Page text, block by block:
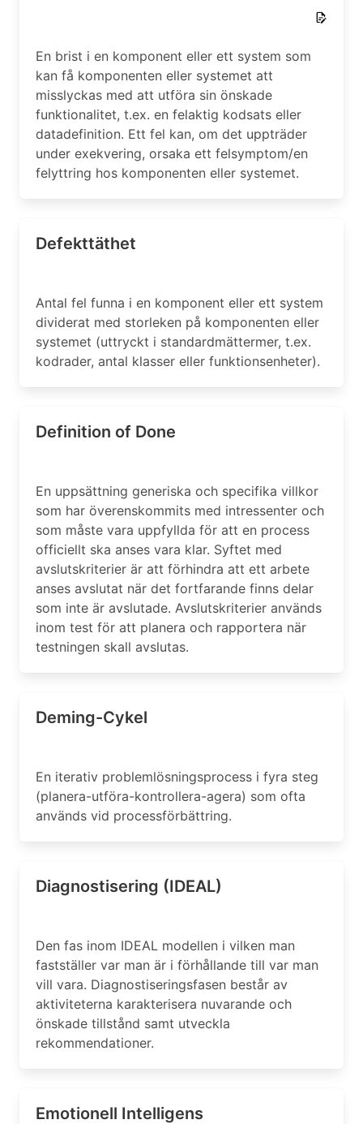
En brist i en komponent eller ett system som
kan få komponenten eller systemet att
misslyckas med att utföra sin önskade
funktionalitet, t.ex. en felaktig kodsats eller
datadefinition. Ett fel kan, om det uppträder
under exekvering, orsaka ett felsymptom/en
felyttring hos komponenten eller systemet.
Defekttäthet
Antal fel funna i en komponent eller ett system
dividerat med storleken på komponenten eller
systemet (uttryckt i standardmättermer, t.ex.
kodrader, antal klasser eller funktionsenheter).
Definition of Done
En uppsättning generiska och specifika villkor
som har överenskommits med intressenter och
som måste vara uppfyllda för att en process
officiellt ska anses vara klar. Syftet med
avslutskriterier är att förhindra att ett arbete
anses avslutat när det fortfarande finns delar
som inte är avslutade. Avslutskriterier används
inom test för att planera och rapportera när
testningen skall avslutas.
Deming-Cykel
En iterativ problemlösningsprocess i fyra steg
(planera-utföra-kontrollera-agera) som ofta
används vid processförbättring.
Diagnostisering (IDEAL)
Den fas inom IDEAL modellen i vilken man
fastställer var man är i förhållande till var man
vill vara. Diagnostiseringsfasen består av
aktiviteterna karakterisera nuvarande och
önskade tillstånd samt utveckla
rekommendationer.
Emotionell Intelligens